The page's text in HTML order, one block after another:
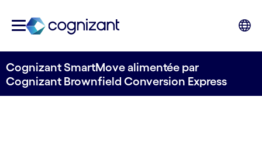
Cognizant SmartMove alimentée par
Cognizant Brownfield Conversion Express